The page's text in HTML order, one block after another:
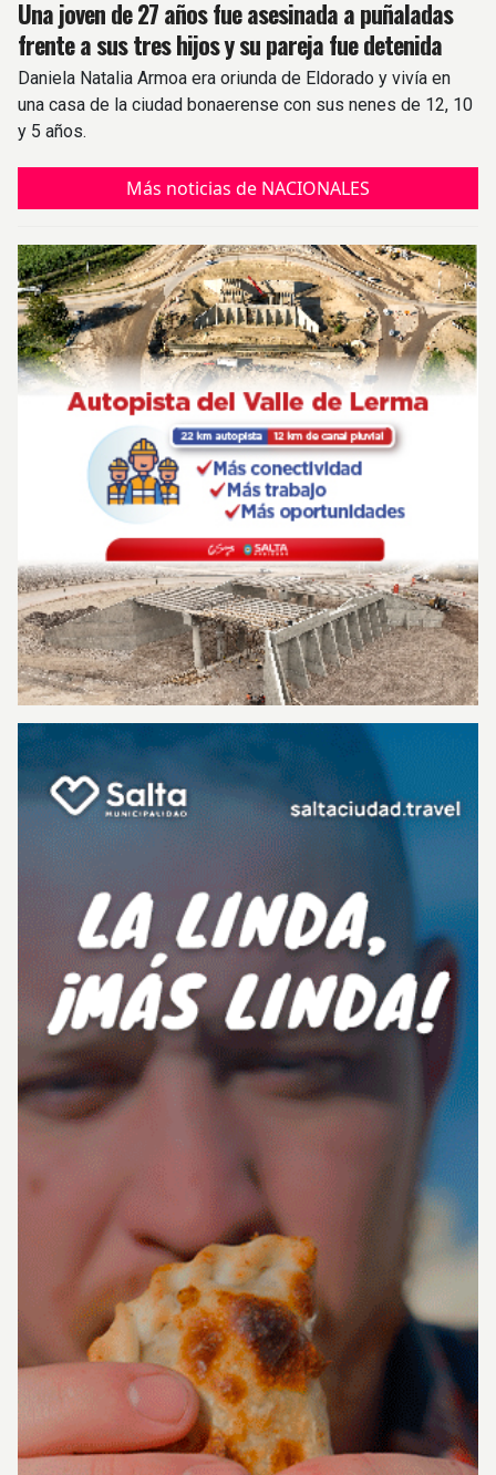
Una joven de 27 años fue asesinada a puñaladas
frente a sus tres hijos y su pareja fue detenida
Daniela Natalia Armoa era oriunda de Eldorado y vivía en
una casa de la ciudad bonaerense con sus nenes de 12, 10
y 5 años.
Más noticias de NACIONALES